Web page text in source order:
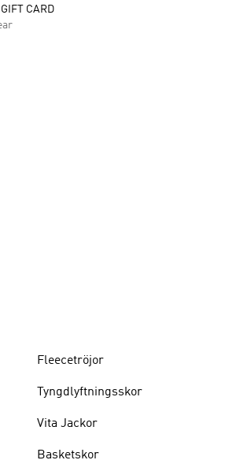
CARD
Fleecetröjor
Tyngdlyftningsskor
Vita Jackor
Basketskor